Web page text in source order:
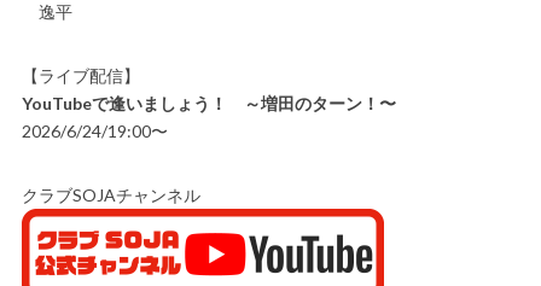
逸平
【ライブ配信】
YouTubeで逢いましょう！ ～増田のターン！〜
2026/6/24/19:00〜
クラブSOJAチャンネル